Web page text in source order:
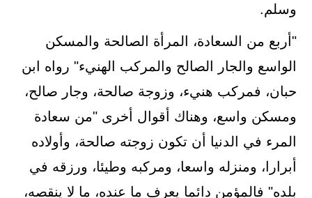
وسلم.
"أربع من السعادة، المرأة الصالحة والمسكن
الواسع والجار الصالح والمركب الهنيء" رواه ابن
حبان، فمركب هنيء، وزوجة صالحة، وجار صالح،
ومسكن واسع، وهناك أقوال أخرى "من سعادة
المرء في الدنيا أن تكون زوجته صالحة، وأولاده
أبرارا، ومنزله واسعا، ومركبه وطيئا، ورزقه في
بلده" فالمؤمن دائما يعرف ما عنده، ما لا ينقصه،